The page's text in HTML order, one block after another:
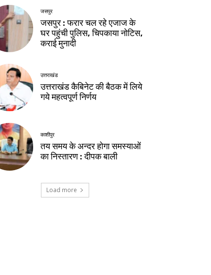
जसपुर
जसपुर : फरार चल रहे एजाज के
घर पहुंची पुलिस, चिपकाया नोटिस,
कराई मुनादी
उत्तराखंड
उत्तराखंड कैबिनेट की बैठक में लिये
गये महत्वपूर्ण निर्णय
काशीपुर
तय समय के अन्दर होगा समस्याओं
का निस्तारण : दीपक बाली
Load more